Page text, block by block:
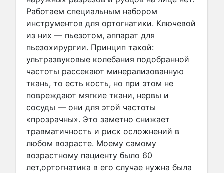
Работаем специальным набором
инструментов для ортогнатики. Ключевой
из них — пьезотом, аппарат для
пьезохирургии. Принцип такой:
ультразвуковые колебания подобранной
частоты рассекают минерализованную
ткань, то есть кость, но при этом не
повреждают мягкие ткани, нервы и
сосуды — они для этой частоты
«прозрачны». Это заметно снижает
травматичность и риск осложнений в
любом возрасте. Моему самому
возрастному пациенту было 60
лет,ортогнатика в его случае нужна была